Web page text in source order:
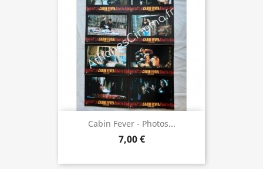
Cabin Fever - Photos...
7,00 €